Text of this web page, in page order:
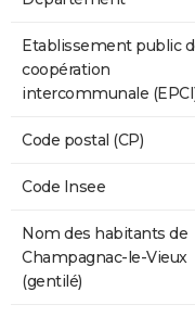
Etablissement public
coopération
intercommunale
Code postal (CP)
Code Insee
Nom des habitants de
Champagnac-le-Vieux
(gentilé)